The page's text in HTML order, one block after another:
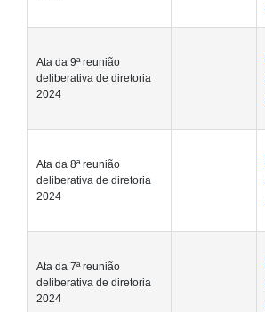
Ata da 9ª reunião
deliberativa de diretoria
2024
Ata da 8ª reunião
deliberativa de diretoria
2024
Ata da 7ª reunião
deliberativa de diretoria
2024